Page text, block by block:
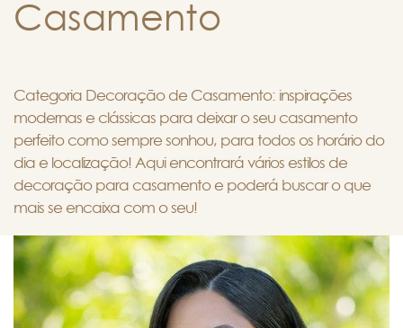
Casamento
Categoria Decoração de Casamento: inspirações
modernas e clássicas para deixar o seu casamento
perfeito como sempre sonhou, para todos os horário do
dia e localização! Aqui encontrará vários estilos de
decoração para casamento e poderá buscar o que
mais se encaixa com o seu!